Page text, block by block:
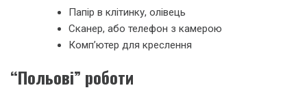
Папір в клітинку, олівець
Сканер, або телефон з камерою
Комп’ютер для креслення
“Польові” роботи